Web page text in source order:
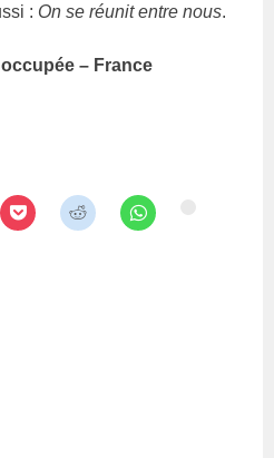
: On se réunit entre nous.
– France